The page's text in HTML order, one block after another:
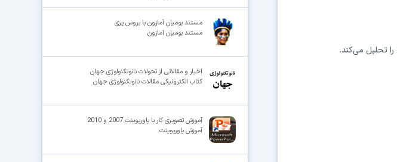
را تحلیل می‌کند.
مستند بومیان آمازون با بروس پری
مستند بومیان آمازون
اخبار و مقالاتی از تحولات نانوتکنولوژی جهان
کتاب الکترونیکی مقالات نانوتکنولوژی جهان
آموزش تصویری کار با پاورپوینت 2007 و 2010
آموزش پاورپوینت
را بردارید: